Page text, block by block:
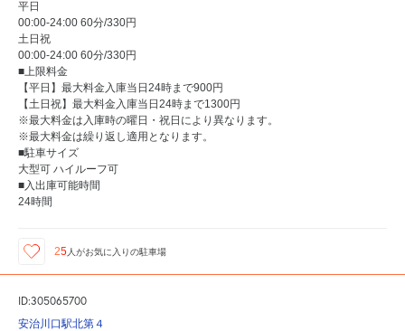
平日
00:00-24:00 60分/330円
土日祝
00:00-24:00 60分/330円
■上限料金
【平日】最大料金入庫当日24時まで900円
【土日祝】最大料金入庫当日24時まで1300円
※最大料金は入庫時の曜日・祝日により異なります。
※最大料金は繰り返し適用となります。
■駐車サイズ
大型可 ハイルーフ可
■入出庫可能時間
24時間
25 人がお気に入りの駐車場
ID:305065700
安治川口駅北第４